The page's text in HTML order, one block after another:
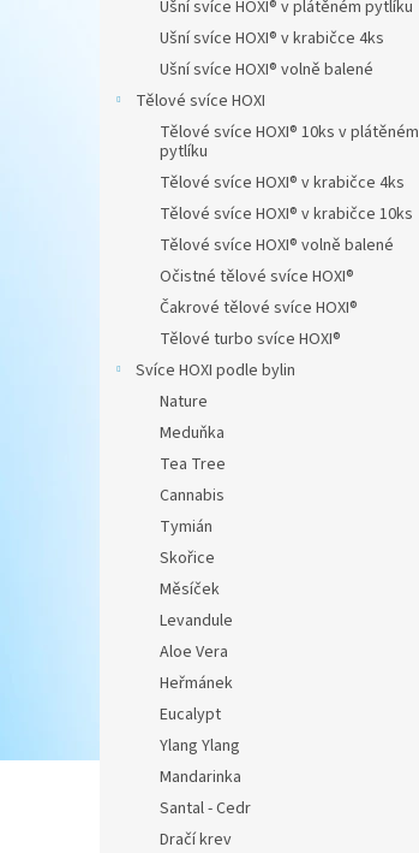
Ušní svíce HOXI® v plátěném pytlíku
Ušní svíce HOXI® v krabičce 4ks
Ušní svíce HOXI® volně balené
Tělové svíce HOXI
Tělové svíce HOXI® 10ks v plátěném
pytlíku
Tělové svíce HOXI® v krabičce 4ks
Tělové svíce HOXI® v krabičce 10ks
Tělové svíce HOXI® volně balené
Očistné tělové svíce HOXI®
Čakrové tělové svíce HOXI®
Tělové turbo svíce HOXI®
Svíce HOXI podle bylin
Nature
Meduňka
Tea Tree
Cannabis
Tymián
Skořice
Měsíček
Levandule
Aloe Vera
Heřmánek
Eucalypt
Ylang Ylang
Mandarinka
Santal - Cedr
Dračí krev